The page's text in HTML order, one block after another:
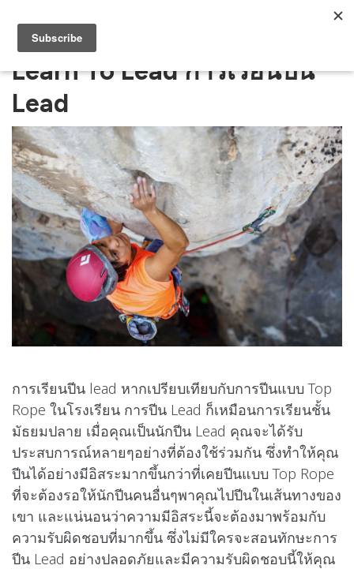
Learn To Lead การเรียนปีน
Lead
การเรียนปีน lead หากเปรียบเทียบกับการปีนแบบ Top
Rope ในโรงเรียน การปีน Lead ก็เหมือนการเรียนชั้น
มัธยมปลาย เมื่อคุณเป็นนักปีน Lead คุณจะได้รับ
ประสบการณ์หลายๆอย่างที่ต้องใช้ร่วมกัน ซึ่งทำให้คุณ
ปีนได้อย่างมีอิสระมากขึ้นกว่าที่เคยปีนแบบ Top Rope
ที่จะต้องรอให้นักปีนคนอื่นๆพาคุณไปปีนในเส้นทางของ
เขา และแน่นอนว่าความมีอิสระนี้จะต้องมาพร้อมกับ
ความรับผิดชอบที่มากขึ้น ซึ่งไม่มีใครจะสอนทักษะการ
ปีน Lead อย่างปลอดภัยและมีความรับผิดชอบนี้ให้คุณ